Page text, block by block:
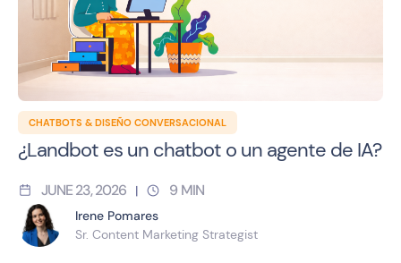
CHATBOTS & DISEÑO CONVERSACIONAL
¿Landbot es un chatbot o un agente de IA?
JUNE 23, 2026 | 9 MIN
Irene Pomares
Sr. Content Marketing Strategist